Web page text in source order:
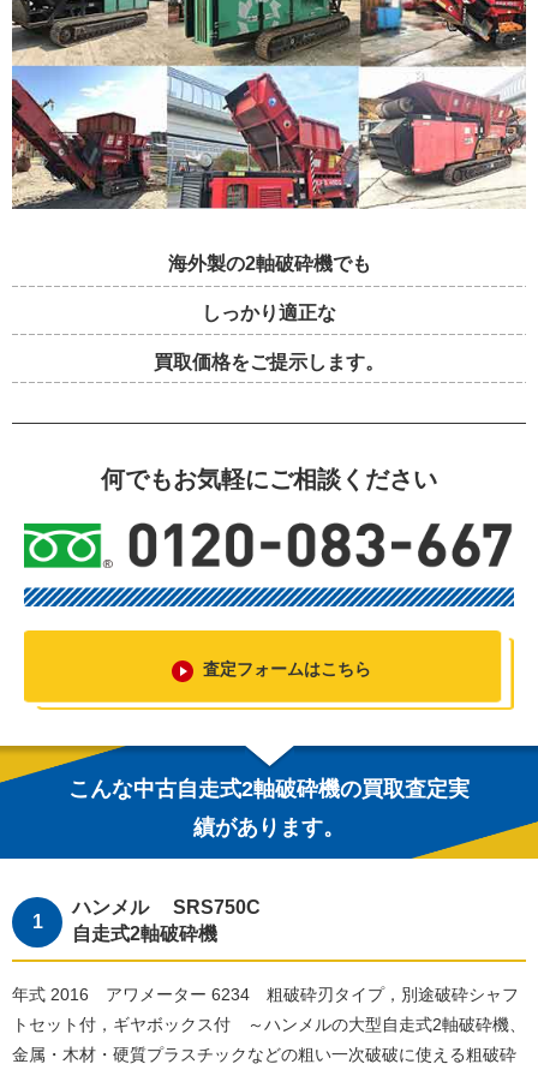
海外製の2軸破砕機でも
しっかり適正な
買取価格をご提示します。
何でもお気軽にご相談ください
査定フォームはこちら
こんな中古自走式2軸破砕機の買取査定実
績があります。
ハンメル SRS750C
自走式2軸破砕機
年式 2016 アワメーター 6234 粗破砕刃タイプ，別途破砕シャフ
トセット付，ギヤボックス付 ～ハンメルの大型自走式2軸破砕機、
金属・木材・硬質プラスチックなどの粗い一次破破に使える粗破砕